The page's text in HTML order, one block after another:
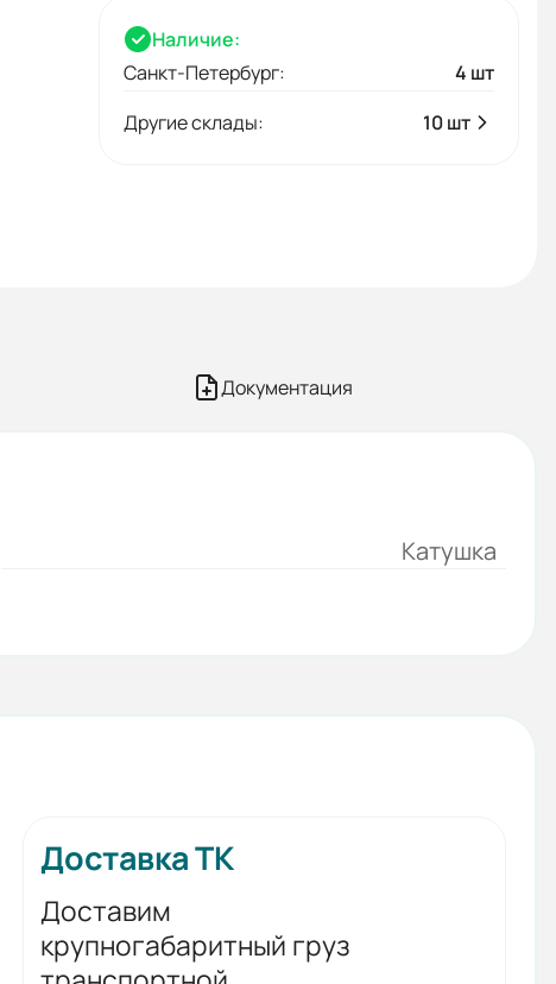
Наличие:
Санкт-Петербург:
4 шт
Другие склады:
10 шт
Документация
Катушка
Доставка ТК
Доставим
крупногабаритный груз